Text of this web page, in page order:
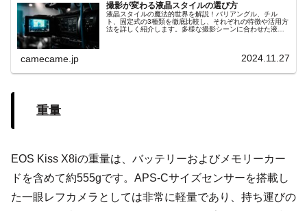
撮影が変わる液晶スタイルの選び方
液晶スタイルの魔法的世界を解説！バリアングル、チル
ト、固定式の3種類を徹底比較し、それぞれの特徴や活用方
法を詳しく紹介します。多様な撮影シーンに合わせた液晶
camecame.jp 2024.11.27
重量
EOS Kiss X8iの重量は、バッテリーおよびメモリーカー
ドを含めて約555gです。APS-Cサイズセンサーを搭載し
た一眼レフカメラとしては非常に軽量であり、持ち運びの